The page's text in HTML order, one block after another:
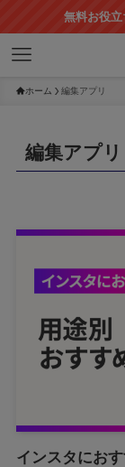
無料お役立
ホーム 編集アプリ
編集アプリ
インスタにお